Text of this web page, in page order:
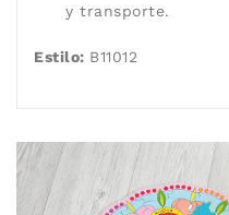
y transporte.
Estilo: B11012